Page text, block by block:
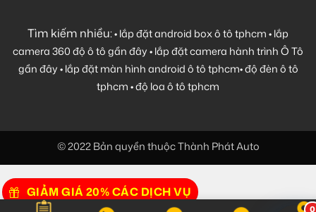
Tìm kiếm nhiều:•lắp đặt android box ô tô tphcm•lắp
camera 360 độ ô tô gần đây•lắp đặt camera hành trình Ô Tô
gần đây•lắp đặt màn hình android ô tô tphcm•độ đèn ô tô
tphcm•độ loa ô tô tphcm
GIẢM GIÁ 20% CÁC DỊCH VỤ
© 2022 Bản quyền thuộc Thành Phát Auto